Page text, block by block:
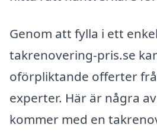
Genom att fylla i ett
takrenovering-pris.se
oförpliktande offerter
experter. Här är några
kommer med en